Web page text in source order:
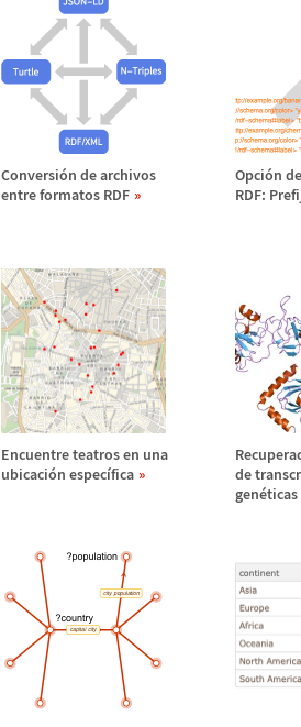
Conversión de archivos
entre formatos RDF
Opción
RDF:
Encuentre teatros en una
ubicación específica
de
genéticas